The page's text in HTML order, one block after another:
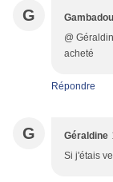
G Gambadou
@
acheté
Répondre
G Géraldine
Si j'étais